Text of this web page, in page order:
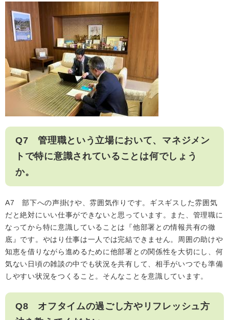
Q7 管理職という立場において、マネジメン
トで特に意識されていることは何でしょう
か。
A7 部下への声掛けや、雰囲気作りです。ギスギスした雰囲気
だと絶対にいい仕事ができないと思っています。また、管理職に
なってから特に意識していることは『他部署との情報共有の徹
底』です。やはり仕事は一人では完結できません。周囲の助けや
知恵を借りながら進めるために他部署との関係性を大切にし、何
気ない日頃の雑談の中でも状況を共有して、相手がいつでも準備
しやすい状況をつくること。そんなことを意識しています。
Q8 オフタイムの過ごし方やリフレッシュ方